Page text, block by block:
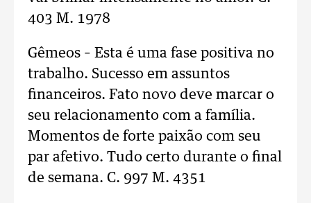
403 M. 1978
Gêmeos – Esta é uma fase positiva no
trabalho. Sucesso em assuntos
financeiros. Fato novo deve marcar o
seu relacionamento com a família.
Momentos de forte paixão com seu
par afetivo. Tudo certo durante o final
de semana. C. 997 M. 4351